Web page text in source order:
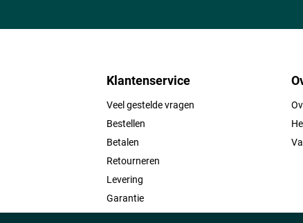
Klantenservice
Veel gestelde vragen
Bestellen
Betalen
Retourneren
Levering
Garantie